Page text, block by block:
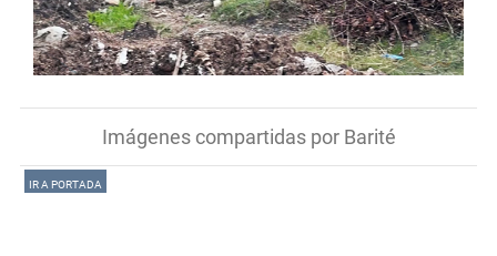
Imágenes compartidas por Barité
IR A PORTADA